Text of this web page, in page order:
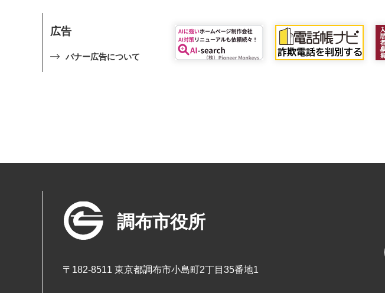
広告
バナー広告について
調布市役所
〒182-8511 東京都調布市小島町2丁目35番地1